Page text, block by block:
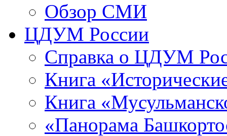
Обзор СМИ
ЦДУМ России
Справка о ЦДУМ
Книга
Книга
«Панорама